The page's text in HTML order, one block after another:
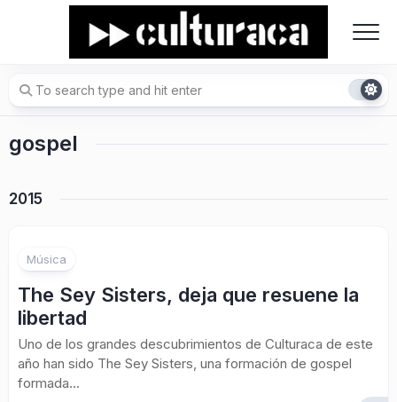
gospel
2015
Música
The Sey Sisters, deja que resuene la
libertad
Uno de los grandes descubrimientos de Culturaca de este
año han sido The Sey Sisters, una formación de gospel
formada...